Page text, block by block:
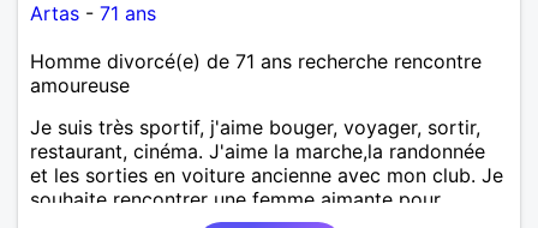
Artas - 71 ans
Homme divorcé(e) de 71 ans recherche rencontre
amoureuse
Je suis très sportif, j'aime bouger, voyager, sortir,
restaurant, cinéma. J'aime la marche,la randonnée
et les sorties en voiture ancienne avec mon club. Je
souhaite rencontrer une femme aimante pour,
partager, aimer et la rendre heureuse. Je souhaite